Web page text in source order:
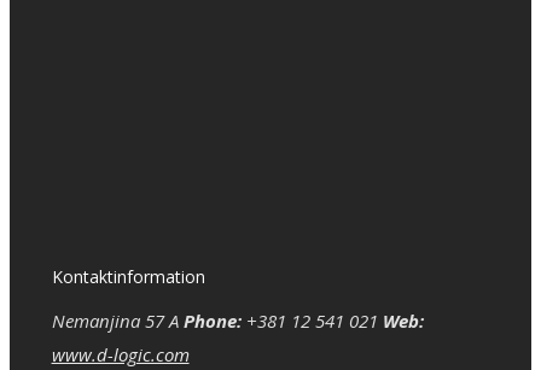
Kontaktinformation
Nemanjina 57 A Phone:+381 12 541 021 Web:
www.d-logic.com